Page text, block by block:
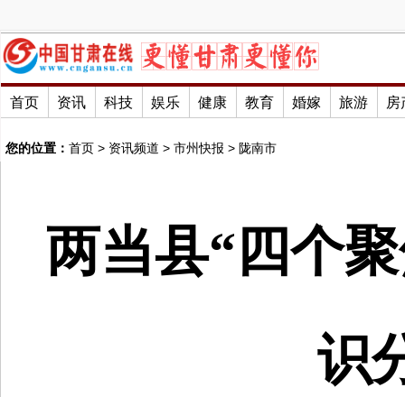
首页 资讯 科技 娱乐 健康 教育 婚嫁 旅游 房
您的位置： 首页 > 资讯频道 > 市州快报 > 陇南市
两当县“四个
识